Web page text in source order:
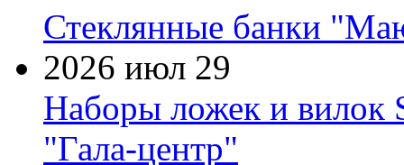
Стеклянные банки
2026 июл 29
Наборы ложек и вилок
"Гала-центр"